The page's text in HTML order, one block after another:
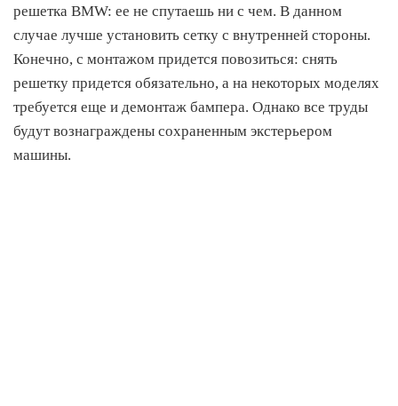
решетка BMW: ее не спутаешь ни с чем. В данном
случае лучше установить сетку с внутренней стороны.
Конечно, с монтажом придется повозиться: снять
решетку придется обязательно, а на некоторых моделях
требуется еще и демонтаж бампера. Однако все труды
будут вознаграждены сохраненным экстерьером
машины.